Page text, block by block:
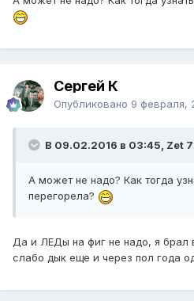
Сергей К
Опубликовано 9 февраля,
В 09.02.2016 в 03:45, Zet
А может не надо? Как тогда
перегорела?
Да и ЛЕДы на фиг не надо, я брал
слабо дык еще и через пол года